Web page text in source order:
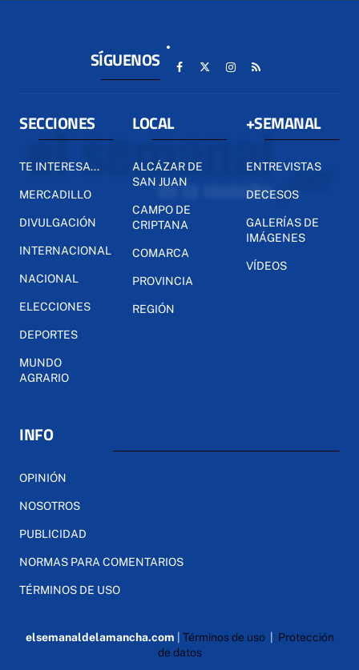
SÍGUENOS
SECCIONES
TE INTERESA...
MERCADILLO
DIVULGACIÓN
INTERNACIONAL
NACIONAL
ELECCIONES
DEPORTES
MUNDO
AGRARIO
LOCAL
ALCÁZAR DE
SAN JUAN
CAMPO DE
CRIPTANA
COMARCA
PROVINCIA
REGIÓN
+SEMANAL
ENTREVISTAS
DECESOS
GALERÍAS DE
IMÁGENES
VÍDEOS
INFO
OPINIÓN
NOSOTROS
PUBLICIDAD
NORMAS PARA COMENTARIOS
TÉRMINOS DE USO
elsemanaldelamancha.com Términos de uso| Protección
de datos